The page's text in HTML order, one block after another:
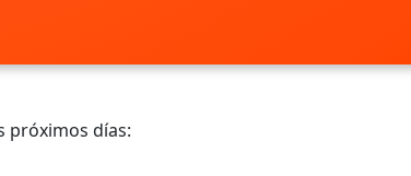
próximos días: